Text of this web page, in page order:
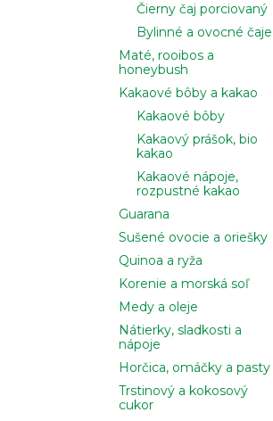
Čierny čaj porciovaný
Bylinné a ovocné čaje
Maté, rooibos a
honeybush
Kakaové bôby a kakao
Kakaové bôby
Kakaový prášok, bio
kakao
Kakaové nápoje,
rozpustné kakao
Guarana
Sušené ovocie a oriešky
Quinoa a ryža
Korenie a morská soľ
Medy a oleje
Nátierky, sladkosti a
nápoje
Horčica, omáčky a pasty
Trstinový a kokosový
cukor